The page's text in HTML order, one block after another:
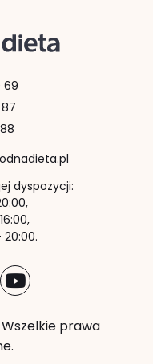
69
dyspozycji:
20:00.
prawa